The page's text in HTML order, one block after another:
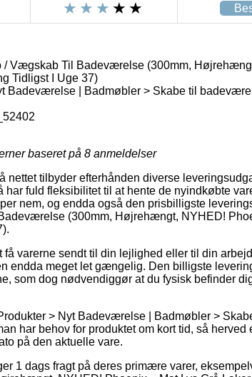
/ Vægskab Til Badeværelse (300mm,
Tidligst I Uge 37)
Badeværelse | Badmøbler > Skabe til
baseret på 8 anmeldelser
nettet tilbyder efterhånden diverse
har fuld fleksibilitet til at hente de nyindkøbte
nem, og endda også den prisbilligste
(300mm, Højrehængt, NYHED!
få varerne sendt til din lejlighed eller til din
endda meget let gængelig. Den billigste
som dog nødvendiggør at du fysisk befinder
> Nyt Badeværelse | Badmøbler >
har behov for produktet om kort tid, så
på den aktuelle vare.
1 dags fragt på deres primære varer,